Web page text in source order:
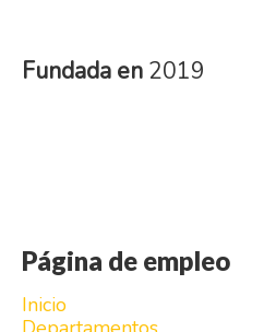
Fundada en 2019
Página de empleo
Inicio